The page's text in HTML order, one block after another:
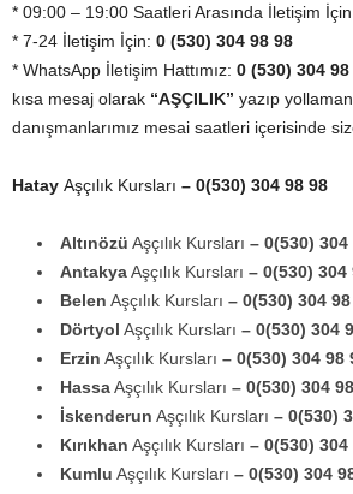
* 09:00 – 19:00 Saatleri Arasında İletişim
* 7-24 İletişim İçin: 0 (530) 304 98 98
* WhatsApp İletişim Hattımız: 0 (530) 304 98
kısa mesaj olarak “AŞÇILIK” yazıp
danışmanlarımız mesai saatleri içerisinde
Hatay Aşçılık Kursları – 0(530) 304 98 98
Altınözü Aşçılık Kursları – 0(530) 304
AntakyaAşçılık Kursları – 0(530) 304
Belen Aşçılık Kursları – 0(530) 304
Dörtyol Aşçılık Kursları – 0(530) 304
Erzin Aşçılık Kursları – 0(530) 304 98
HassaAşçılık Kursları – 0(530) 304
İskenderun Aşçılık Kursları – 0(530)
Kırıkhan Aşçılık Kursları – 0(530) 304
Kumlu Aşçılık Kursları – 0(530) 304